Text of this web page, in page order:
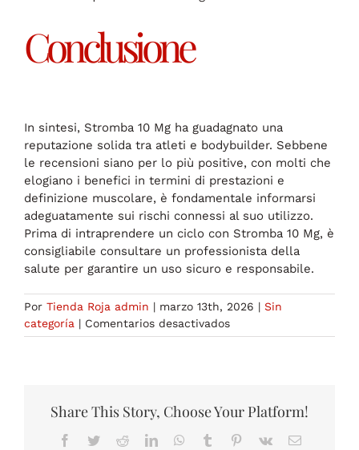
Conclusione
In sintesi, Stromba 10 Mg ha guadagnato una
reputazione solida tra atleti e bodybuilder. Sebbene
le recensioni siano per lo più positive, con molti che
elogiano i benefici in termini di prestazioni e
definizione muscolare, è fondamentale informarsi
adeguatamente sui rischi connessi al suo utilizzo.
Prima di intraprendere un ciclo con Stromba 10 Mg, è
consigliabile consultare un professionista della
salute per garantire un uso sicuro e responsabile.
Por Tienda Roja admin | marzo 13th, 2026 | Sin
categoría | Comentarios desactivadosen
Recensioni
Mg:
Approfondita
Share This Story, Choose Your Platform!
Facebook
TwitterRedditLinkedInWhatsApp
Tumblr Pinterest
Vk
Correo